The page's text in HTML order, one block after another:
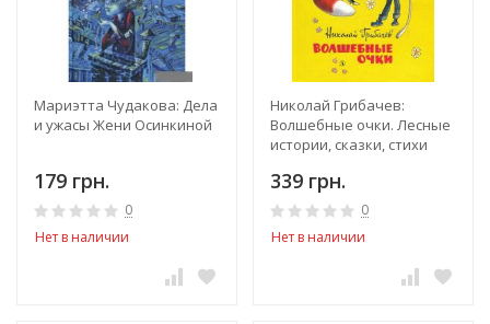
Мариэтта Чудакова: Дела
и ужасы Жени Осинкиной
179 грн.
0
Нет в наличии
Николай Грибачев:
Волшебные очки. Лесные
истории, сказки, стихи
339 грн.
0
Нет в наличии